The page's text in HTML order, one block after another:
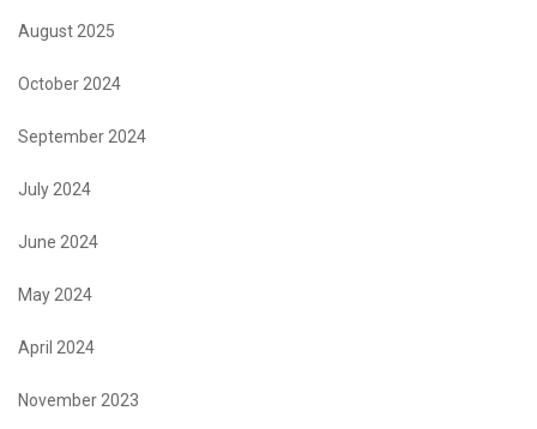
August 2025
October 2024
September 2024
July 2024
June 2024
May 2024
April 2024
November 2023